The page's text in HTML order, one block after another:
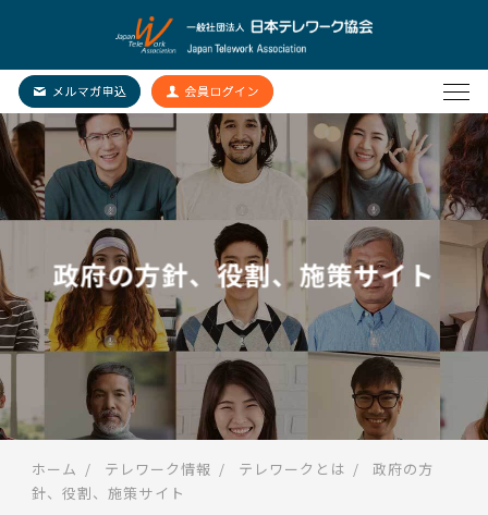
政府の方針、役割、施策サイト
ホーム テレワーク情報 テレワークとは
政府の方
針、役割、施策サイト